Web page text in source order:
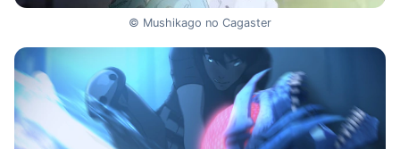
© Mushikago no Cagaster